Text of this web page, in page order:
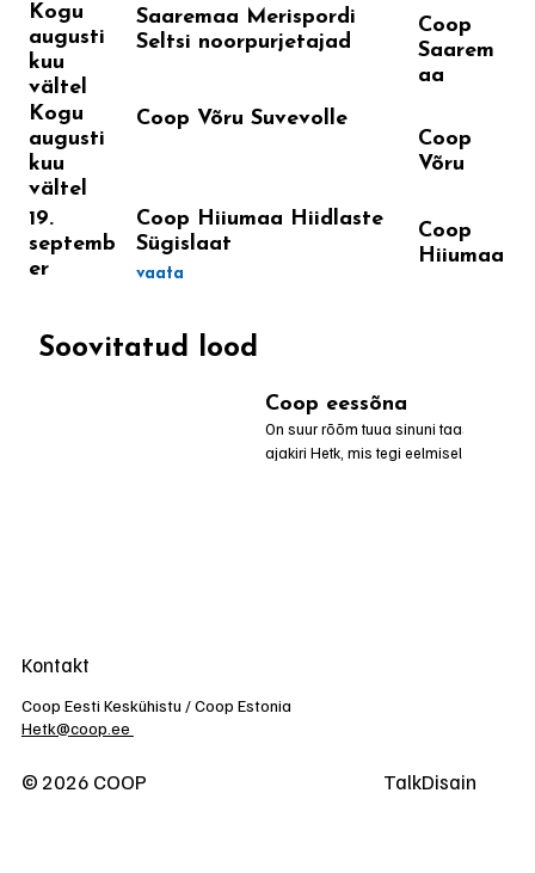
Kogu
augusti
kuu
vältel
Saaremaa Merispordi
Seltsi noorpurjetajad
Coop
Saarem
aa
Kogu
augusti
kuu
vältel
Coop Võru Suvevolle
Coop
Võru
19.
septemb
er
Coop Hiiumaa Hiidlaste
Sügislaat
vaata
Coop
Hiiumaa
Soovitatud lood
Coop eessõna
On suur rõõm tuua sinuni taas Coopi
ajakiri Hetk, mis tegi eelmisel aastal
Kontakt
Coop Eesti Keskühistu / Coop Estonia
Hetk@coop.ee
© 2026 COOP TalkDisain